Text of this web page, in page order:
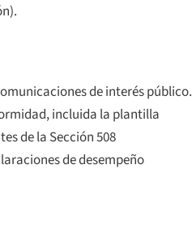
de interés público.
incluida la plantilla
de la Sección 508
de desempeño